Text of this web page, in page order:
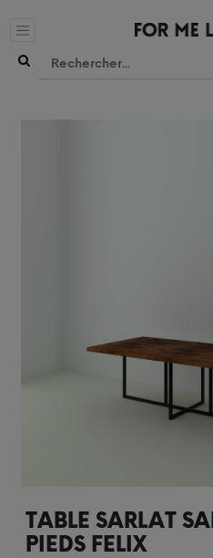
TABLE SARLAT
PIEDS FELIX